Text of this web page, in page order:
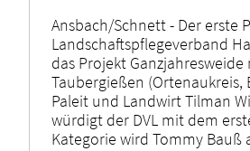
Ansbach/Schnett - Der erste
Landschaftspflegeverband
das Projekt
Taubergießen
Paleit und Landwirt Tilman
würdigt der DVL mit dem
Kategorie wird Tommy Bauß